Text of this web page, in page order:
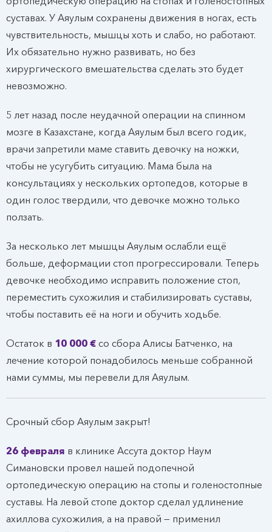
суставах. У Аяулым сохранены движения в ногах, есть
чувствительность, мышцы хоть и слабо, но работают.
Их обязательно нужно развивать, но без
хирургического вмешательства сделать это будет
невозможно.
5 лет назад после неудачной операции на спинном
мозге в Казахстане, когда Аяулым был всего годик,
врачи запретили маме ставить девочку на ножки,
чтобы не усугубить ситуацию. Мама была на
консультациях у нескольких ортопедов, которые в
один голос твердили, что девочке можно только
ползать.
За несколько лет мышцы Аяулым ослабли ещё
больше, деформации стоп прогрессировали. Теперь
девочке необходимо исправить положение стоп,
переместить сухожилия и стабилизировать суставы,
чтобы поставить её на ноги и обучить ходьбе.
Остаток в 10 000 € со сбора Алисы Батченко, на
лечение которой понадобилось меньше собранной
нами суммы, мы перевели для Аяулым.
Срочный сбор Аяулым закрыт!
26 февраля в клинике Ассута доктор Наум
Симановски провел нашей подопечной
ортопедическую операцию на стопы и голеностопные
суставы. На левой стопе доктор сделал удлинение
ахиллова сухожилия, а на правой — применил